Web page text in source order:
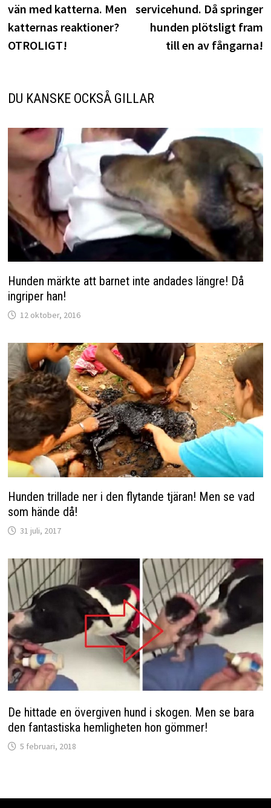
vän med katterna. Men
katternas reaktioner?
OTROLIGT!
servicehund. Då springer
hunden plötsligt fram
till en av fångarna!
DU KANSKE OCKSÅ GILLAR
Hunden märkte att barnet inte andades längre! Då
ingriper han!
12 oktober, 2016
Hunden trillade ner i den flytande tjäran! Men se vad
som hände då!
31 juli, 2017
De hittade en övergiven hund i skogen. Men se bara
den fantastiska hemligheten hon gömmer!
5 februari, 2018